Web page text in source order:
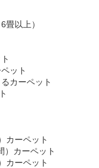
畳以上）
ット
カーペット
カーペット
）カーペット
カーペット